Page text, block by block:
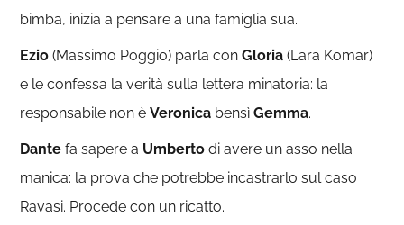
bimba, inizia a pensare a una famiglia sua.
Ezio (Massimo Poggio) parla conGloria (Lara Komar)
e le confessa la verità sulla lettera minatoria: la
responsabile non èVeronica bensìGemma.
Dante fa sapere a Umberto di avere un asso nella
manica: la prova che potrebbe incastrarlo sul caso
Ravasi. Procede con un ricatto.